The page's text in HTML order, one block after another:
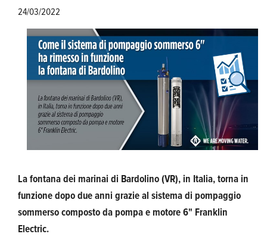
24/03/2022
La fontana dei marinai di Bardolino (VR), in Italia, torna in
funzione dopo due anni grazie al sistema di pompaggio
sommerso composto da pompa e motore 6" Franklin
Electric.